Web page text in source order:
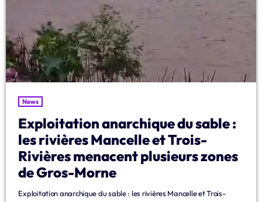
News
Exploitation anarchique du sable :
les rivières Mancelle et Trois-
Rivières menacent plusieurs zones
de Gros-Morne
Exploitation anarchique du sable : les rivières Mancelle et Trois-